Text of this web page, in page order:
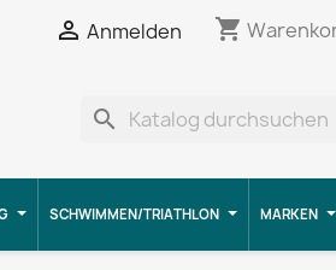
 Anmelden shopping_cart
search
SCHWIMMEN/TRIATHLON MARKEN